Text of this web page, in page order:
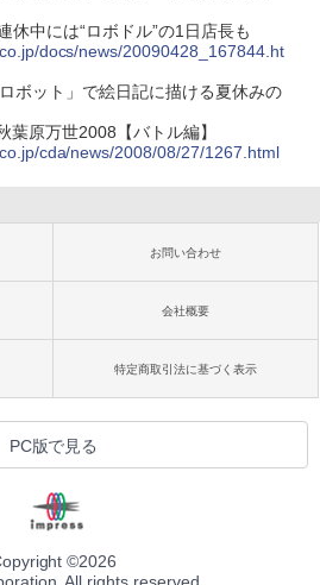
休中には“ロボドル”の1日店長も
docs/news/20090428_167844.ht
ボット」で絵日記に描ける夏休みの
葉原万世2008【バトル編】
cda/news/2008/08/27/1267.html
お問い合わせ
会社概要
特定商取引法に基づく表示
PC版で見る
©2026